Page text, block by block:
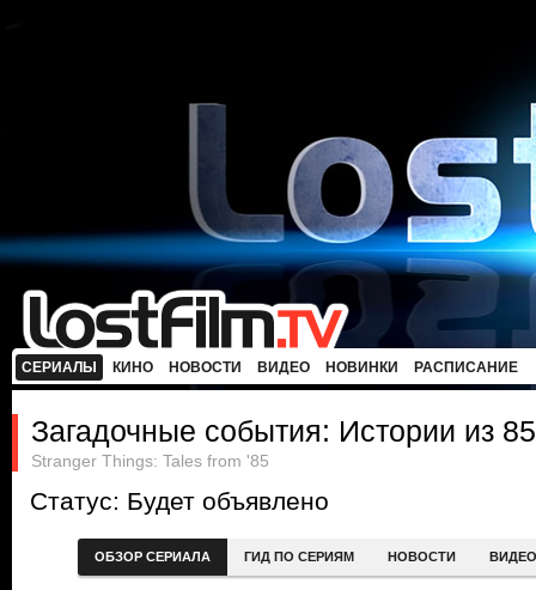
СЕРИАЛЫ КИНО НОВОСТИ ВИДЕО НОВИНКИ РАСПИСАНИЕ
Загадочные события: Истории из
Stranger Things: Tales from '85
Статус: Будет объявлено
ОБЗОР СЕРИАЛА ГИД ПО СЕРИЯМ НОВОСТИ ВИДЕО